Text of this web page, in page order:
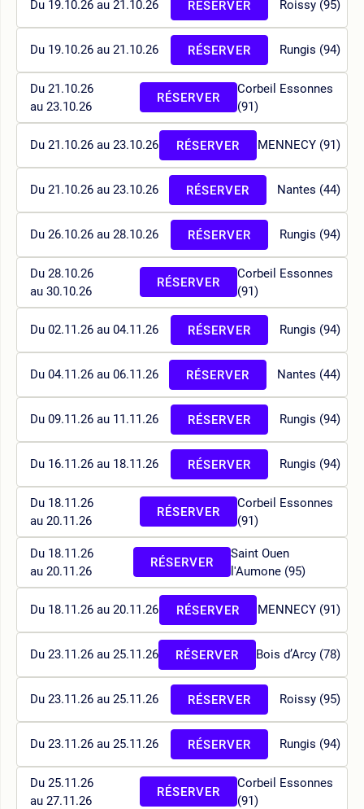
Du 19.10.26 au 21.10.26 Roissy (95)
RÉSERVER
Du 19.10.26 au 21.10.26 Rungis (94)
RÉSERVER
Du 21.10.26
au 23.10.26
Corbeil Essonnes
(91)
RÉSERVER
Du 21.10.26 au 23.10.26 MENNECY (91)
RÉSERVER
Du 21.10.26 au 23.10.26 Nantes (44)
RÉSERVER
Du 26.10.26 au 28.10.26 Rungis (94)
RÉSERVER
Du 28.10.26
au 30.10.26
Corbeil Essonnes
(91)
RÉSERVER
Du 02.11.26 au 04.11.26 Rungis (94)
RÉSERVER
Du 04.11.26 au 06.11.26 Nantes (44)
RÉSERVER
Du 09.11.26 au 11.11.26 Rungis (94)
RÉSERVER
Du 16.11.26 au 18.11.26 Rungis (94)
RÉSERVER
Du 18.11.26
au 20.11.26
Corbeil Essonnes
(91)
RÉSERVER
Du 18.11.26
au 20.11.26
Saint Ouen
l'Aumone (95)
RÉSERVER
Du 18.11.26 au 20.11.26 MENNECY (91)
RÉSERVER
Du 23.11.26 au 25.11.26 Bois d’Arcy (78)
RÉSERVER
Du 23.11.26 au 25.11.26 Roissy (95)
RÉSERVER
Du 23.11.26 au 25.11.26 Rungis (94)
RÉSERVER
Du 25.11.26
au 27.11.26
Corbeil Essonnes
(91)
RÉSERVER